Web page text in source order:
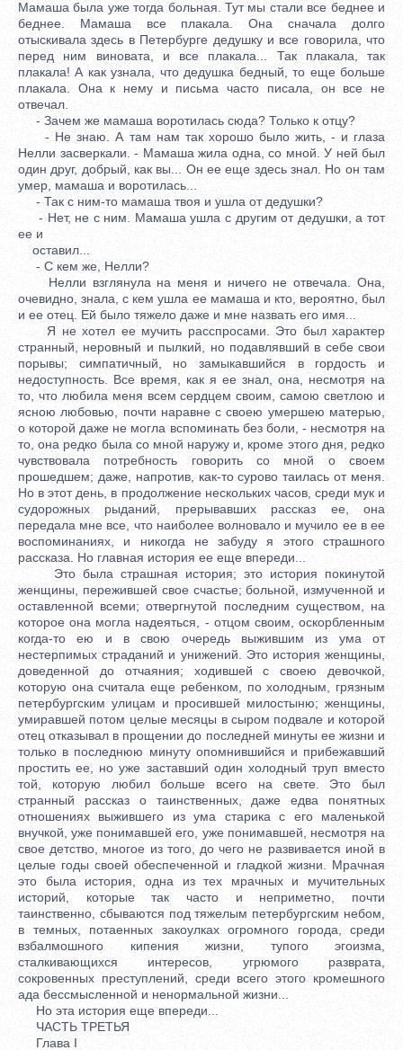
Мамаша была уже тогда больная. Тут мы стали все беднее и
беднее. Мамаша все плакала. Она сначала долго
отыскивала здесь в Петербурге дедушку и все говорила, что
перед ним виновата, и все плакала... Так плакала, так
плакала! А как узнала, что дедушка бедный, то еще больше
плакала. Она к нему и письма часто писала, он все не
отвечал.
- Зачем же мамаша воротилась сюда? Только к отцу?
- Не знаю. А там нам так хорошо было жить, - и глаза
Нелли засверкали. - Мамаша жила одна, со мной. У ней был
один друг, добрый, как вы... Он ее еще здесь знал. Но он там
умер, мамаша и воротилась...
- Так с ним-то мамаша твоя и ушла от дедушки?
- Нет, не с ним. Мамаша ушла с другим от дедушки, а тот
ее и
оставил...
- С кем же, Нелли?
Нелли взглянула на меня и ничего не отвечала. Она,
очевидно, знала, с кем ушла ее мамаша и кто, вероятно, был
и ее отец. Ей было тяжело даже и мне назвать его имя...
Я не хотел ее мучить расспросами. Это был характер
странный, неровный и пылкий, но подавлявший в себе свои
порывы; симпатичный, но замыкавшийся в гордость и
недоступность. Все время, как я ее знал, она, несмотря на
то, что любила меня всем сердцем своим, самою светлою и
ясною любовью, почти наравне с своею умершею матерью,
о которой даже не могла вспоминать без боли, - несмотря на
то, она редко была со мной наружу и, кроме этого дня, редко
чувствовала потребность говорить со мной о своем
прошедшем; даже, напротив, как-то сурово таилась от меня.
Но в этот день, в продолжение нескольких часов, среди мук и
судорожных рыданий, прерывавших рассказ ее, она
передала мне все, что наиболее волновало и мучило ее в ее
воспоминаниях, и никогда не забуду я этого страшного
рассказа. Но главная история ее еще впереди...
Это была страшная история; это история покинутой
женщины, пережившей свое счастье; больной, измученной и
оставленной всеми; отвергнутой последним существом, на
которое она могла надеяться, - отцом своим, оскорбленным
когда-то ею и в свою очередь выжившим из ума от
нестерпимых страданий и унижений. Это история женщины,
доведенной до отчаяния; ходившей с своею девочкой,
которую она считала еще ребенком, по холодным, грязным
петербургским улицам и просившей милостыню; женщины,
умиравшей потом целые месяцы в сыром подвале и которой
отец отказывал в прощении до последней минуты ее жизни и
только в последнюю минуту опомнившийся и прибежавший
простить ее, но уже заставший один холодный труп вместо
той, которую любил больше всего на свете. Это был
странный рассказ о таинственных, даже едва понятных
отношениях выжившего из ума старика с его маленькой
внучкой, уже понимавшей его, уже понимавшей, несмотря на
свое детство, многое из того, до чего не развивается иной в
целые годы своей обеспеченной и гладкой жизни. Мрачная
это была история, одна из тех мрачных и мучительных
историй, которые так часто и неприметно, почти
таинственно, сбываются под тяжелым петербургским небом,
в темных, потаенных закоулках огромного города, среди
взбалмошного кипения жизни, тупого эгоизма,
сталкивающихся интересов, угрюмого разврата,
сокровенных преступлений, среди всего этого кромешного
ада бессмысленной и ненормальной жизни...
Но эта история еще впереди...
ЧАСТЬ ТРЕТЬЯ
Глава I